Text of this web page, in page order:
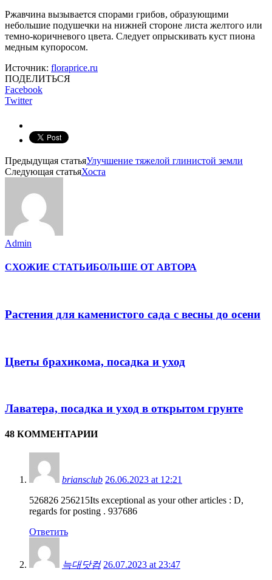
Ржавчина вызывается спорами грибов, образующими
небольшие подушечки на нижней стороне листа желтого или
темно-коричневого цвета. Следует опрыскивать куст пиона
медным купоросом.
Источник: floraprice.ru
ПОДЕЛИТЬСЯ
Facebook
Twitter
Предыдущая статьяУлучшение тяжелой глинистой земли
Следующая статьяХоста
Admin
СХОЖИЕ СТАТЬИБОЛЬШЕ ОТ АВТОРА
Растения для каменистого сада с весны до осени
Цветы брахикома, посадка и уход
Лаватера, посадка и уход в открытом грунте
48 КОММЕНТАРИИ
briansclub 26.06.2023 at 12:21
526826 256215Its exceptional as your other articles : D,
regards for posting . 937686
Ответить
늑대닷컴 26.07.2023 at 23:47